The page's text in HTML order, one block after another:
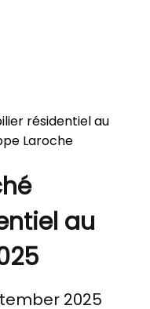
résidentiel au
Laroche
au
2025